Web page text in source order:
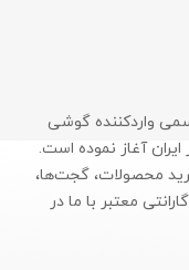
وارد‌کننده گوشی
آغاز نموده است.
محصولات، گجت‌ها،
معتبر با ما در